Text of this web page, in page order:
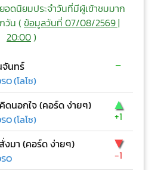
ดนิยมประจำวันที่มีผู้เข้าชมมาก
วัน (ข้อมูลวันที่ 07/08/2569 |
20:00)
นทร์
(โลโซ)
-
ดนอกใจ (คอร์ด ง่ายๆ)
(โลโซ)
▲
+1
งมา (คอร์ด ง่ายๆ) ▼
-1